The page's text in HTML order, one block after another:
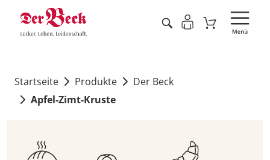
Startseite Produkte
Der Beck
Apfel-Zimt-Kruste